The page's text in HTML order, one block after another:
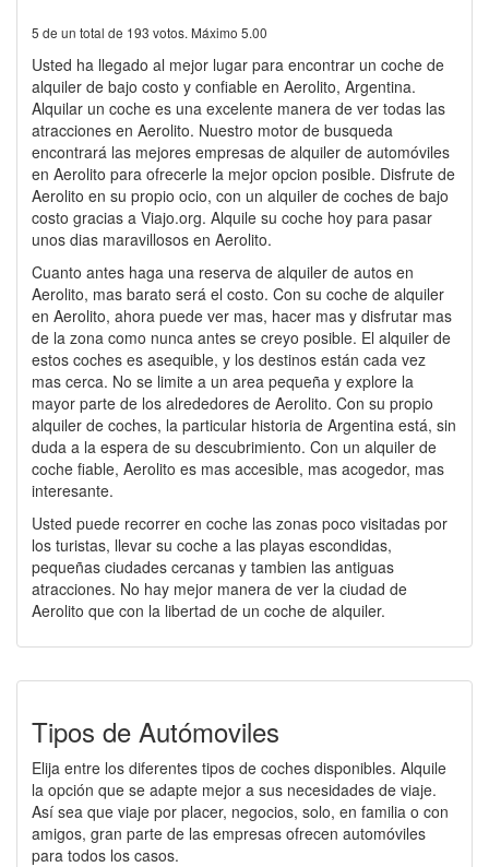
5 de un total de 193 votos. Máximo 5.00
Usted ha llegado al mejor lugar para encontrar un coche de
alquiler de bajo costo y confiable en Aerolito, Argentina.
Alquilar un coche es una excelente manera de ver todas las
atracciones en Aerolito. Nuestro motor de busqueda
encontrará las mejores empresas de alquiler de automóviles
en Aerolito para ofrecerle la mejor opcion posible. Disfrute de
Aerolito en su propio ocio, con un alquiler de coches de bajo
costo gracias a Viajo.org. Alquile su coche hoy para pasar
unos dias maravillosos en Aerolito.
Cuanto antes haga una reserva de alquiler de autos en
Aerolito, mas barato será el costo. Con su coche de alquiler
en Aerolito, ahora puede ver mas, hacer mas y disfrutar mas
de la zona como nunca antes se creyo posible. El alquiler de
estos coches es asequible, y los destinos están cada vez
mas cerca. No se limite a un area pequeña y explore la
mayor parte de los alrededores de Aerolito. Con su propio
alquiler de coches, la particular historia de Argentina está, sin
duda a la espera de su descubrimiento. Con un alquiler de
coche fiable, Aerolito es mas accesible, mas acogedor, mas
interesante.
Usted puede recorrer en coche las zonas poco visitadas por
los turistas, llevar su coche a las playas escondidas,
pequeñas ciudades cercanas y tambien las antiguas
atracciones. No hay mejor manera de ver la ciudad de
Aerolito que con la libertad de un coche de alquiler.
Tipos de Autómoviles
Elija entre los diferentes tipos de coches disponibles. Alquile
la opción que se adapte mejor a sus necesidades de viaje.
Así sea que viaje por placer, negocios, solo, en familia o con
amigos, gran parte de las empresas ofrecen automóviles
para todos los casos.